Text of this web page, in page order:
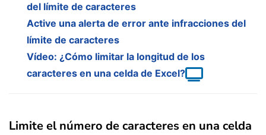
del límite de caracteres
Active una alerta de error ante infracciones del
límite de caracteres
Vídeo: ¿Cómo limitar la longitud de los
caracteres en una celda de Excel?
Limite el número de caracteres en una celda